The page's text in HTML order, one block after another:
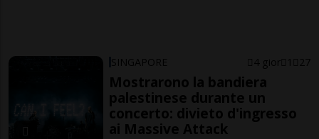
SINGAPORE 4 gior 1 27
Mostrarono la bandiera
palestinese durante un
concerto: divieto d'ingresso
ai Massive Attack